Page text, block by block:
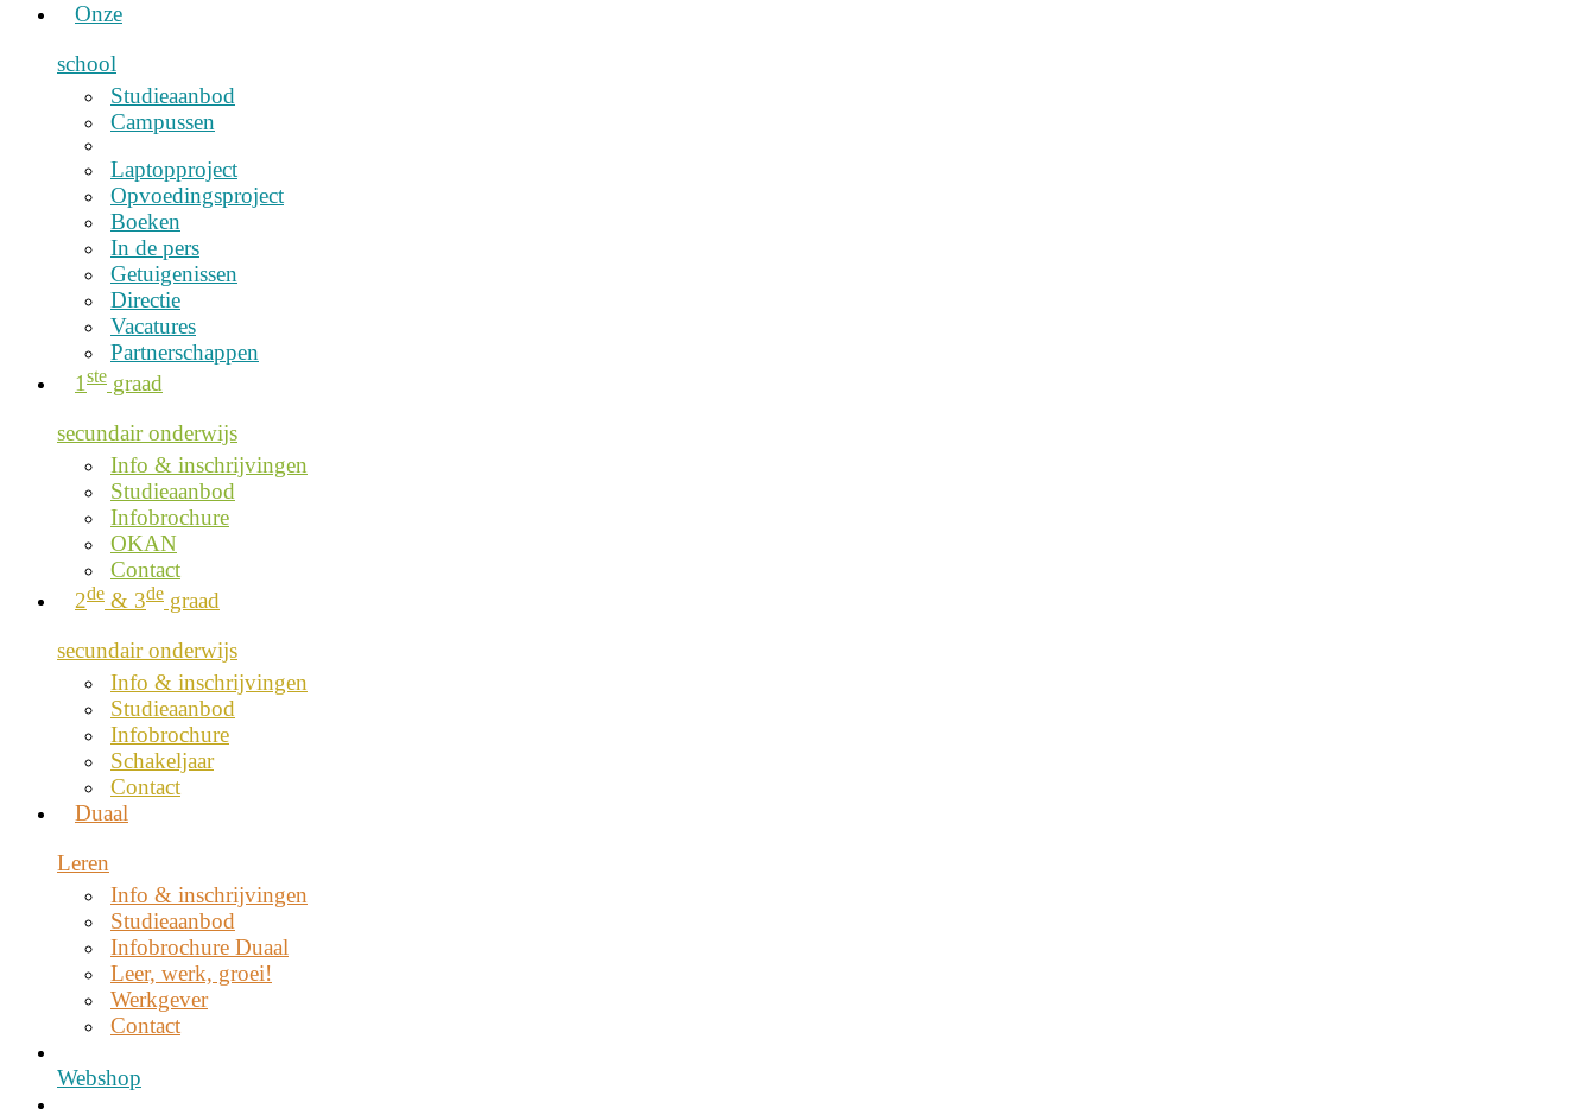
Onze
school
Studieaanbod
Campussen
Laptopproject
Opvoedingsproject
Boeken
In de pers
Getuigenissen
Directie
Vacatures
Partnerschappen
1 ste graad
secundair onderwijs
Info & inschrijvingen
Studieaanbod
Infobrochure
OKAN
Contact
2de & 3de graad
secundair onderwijs
Info & inschrijvingen
Studieaanbod
Infobrochure
Schakeljaar
Contact
Duaal
Leren
Info & inschrijvingen
Studieaanbod
Infobrochure Duaal
Leer, werk, groei!
Werkgever
Contact
Webshop